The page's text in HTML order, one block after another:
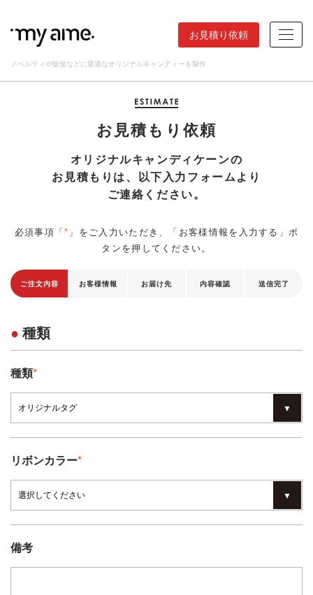
ノベルティや販促などに最適なオリジナルキャンディーを製作
お見積り依頼
お見積もり依頼
オリジナルキャンディケーンの
お見積もりは、 以下入力フォームより
ご連絡ください。
必須事項「* 」をご入力いただき、「お客様情報を入力する」ボ
タンを押してください。
ご注文内容 お客様情報 お届け先 内容確認 送信完了
種類
種類*
リボンカラー*
備考